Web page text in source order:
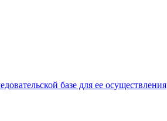
базе для ее осуществления